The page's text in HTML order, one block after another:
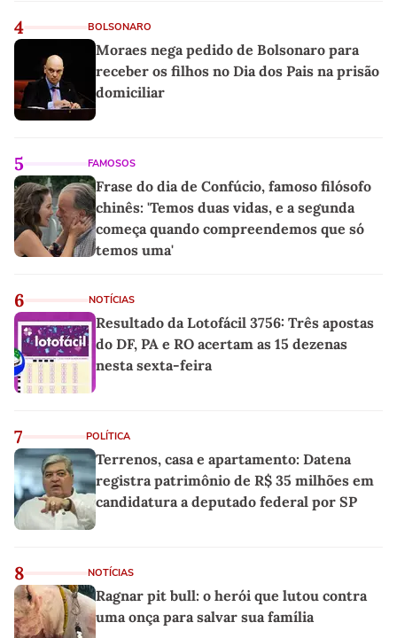
4 BOLSONARO
Moraes nega pedido de Bolsonaro para
receber os filhos no Dia dos Pais na prisão
domiciliar
5 FAMOSOS
Frase do dia de Confúcio, famoso filósofo
chinês: 'Temos duas vidas, e a segunda
começa quando compreendemos que só
temos uma'
6 NOTÍCIAS
Resultado da Lotofácil 3756: Três apostas
do DF, PA e RO acertam as 15 dezenas
nesta sexta-feira
7 POLÍTICA
Terrenos, casa e apartamento: Datena
registra patrimônio de R$ 35 milhões em
candidatura a deputado federal por SP
8 NOTÍCIAS
Ragnar pit bull: o herói que lutou contra
uma onça para salvar sua família